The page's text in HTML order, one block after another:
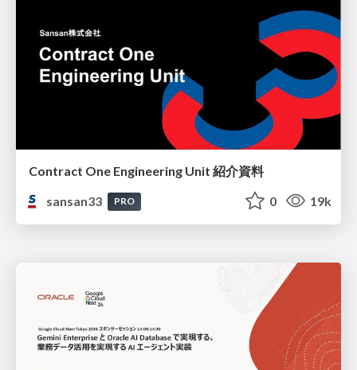
Contract One Engineering Unit 紹介資料
sansan33
PRO 0 19k